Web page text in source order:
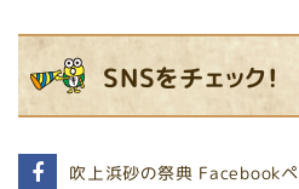
SNSをチェック！
吹上浜砂の祭典 Facebook